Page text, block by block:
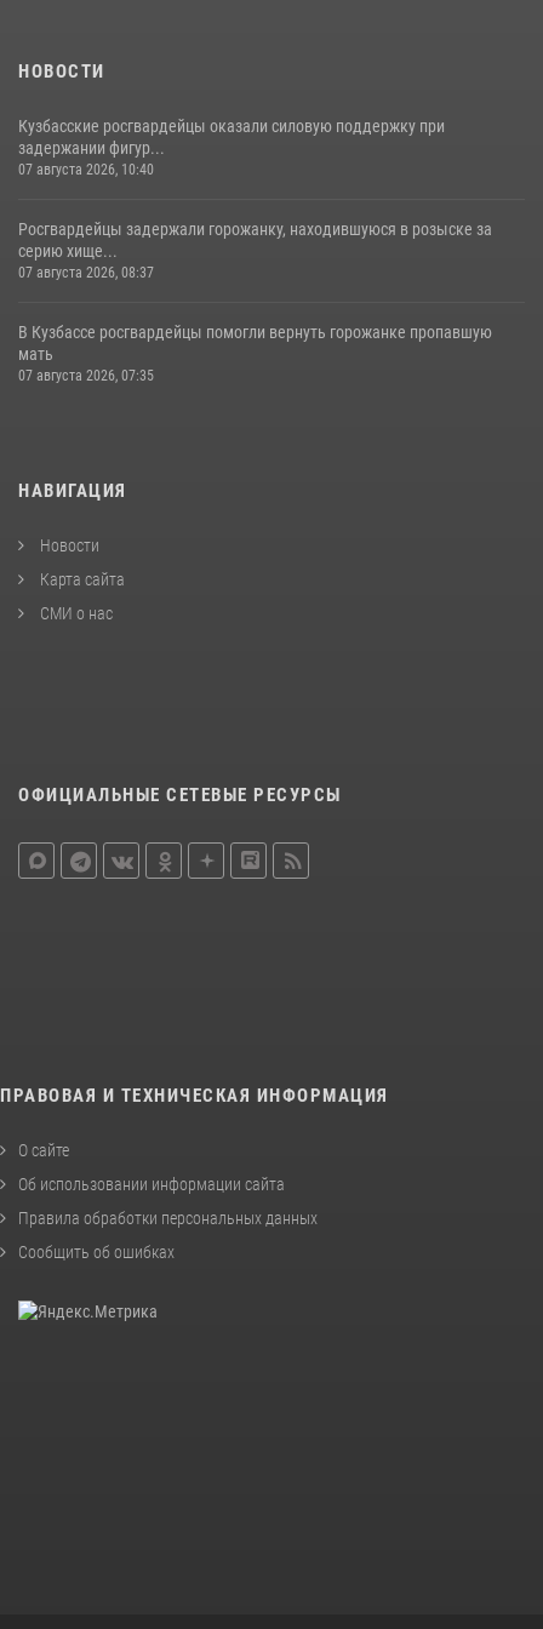
НОВОСТИ
Кузбасские росгвардейцы оказали силовую поддержку при
задержании фигур...
07 августа 2026, 10:40
Росгвардейцы задержали горожанку, находившуюся в розыске за
серию хище...
07 августа 2026, 08:37
В Кузбассе росгвардейцы помогли вернуть горожанке пропавшую
мать
07 августа 2026, 07:35
НАВИГАЦИЯ
Новости
Карта сайта
СМИ о нас
ОФИЦИАЛЬНЫЕ СЕТЕВЫЕ РЕСУРСЫ
ПРАВОВАЯ И ТЕХНИЧЕСКАЯ ИНФОРМАЦИЯ
О сайте
Об использовании информации сайта
Правила обработки персональных данных
Сообщить об ошибках